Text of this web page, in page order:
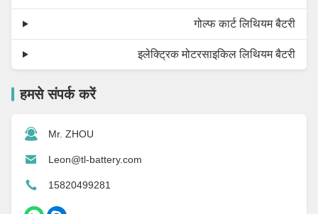
गोल्फ कार्ट लिथियम बैटरी
इलेक्ट्रिक मोटरसाइकिल लिथियम बैटरी
हमसे संपर्क करें
Mr. ZHOU
Leon@tl-battery.com
15820499281